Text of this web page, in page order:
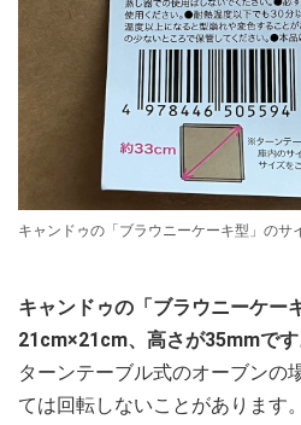
キャンドゥの「ブラウニーケーキ型」のサ
キャンドゥの「ブラウニーケー
21cm×21cm、高さが35mmです
ターンテーブル式のオーブンの
ては回転しないことがあります